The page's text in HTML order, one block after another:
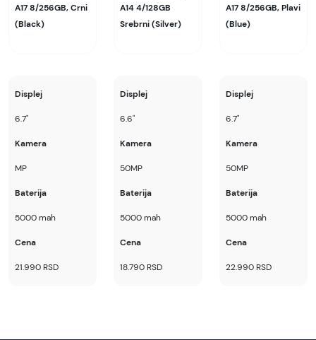
A17 8/256GB, Crni
(Black)
A14 4/128GB
Srebrni (Silver)
A17 8/256GB, Plavi
(Blue)
Displej
6.7"
Kamera
MP
Baterija
5000 mah
Cena
21.990 RSD
Displej
6.6"
Kamera
50MP
Baterija
5000 mah
Cena
18.790 RSD
Displej
6.7"
Kamera
50MP
Baterija
5000 mah
Cena
22.990 RSD